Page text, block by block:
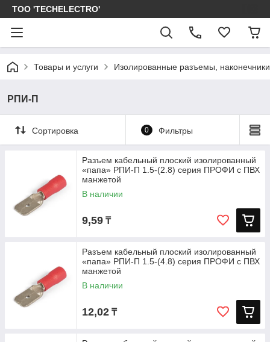
ТОО 'TECHELECTRO'
Товары и услуги Изолированные разъемы,
РПИ-П
Сортировка 0 Фильтры
Разъем кабельный плоский изолированный
«папа» РПИ-П 1.5-(2.8) серия ПРОФИ с ПВХ
манжетой
В наличии
9,59 ₸
Разъем кабельный плоский изолированный
«папа» РПИ-П 1.5-(4.8) серия ПРОФИ с ПВХ
манжетой
В наличии
12,02 ₸